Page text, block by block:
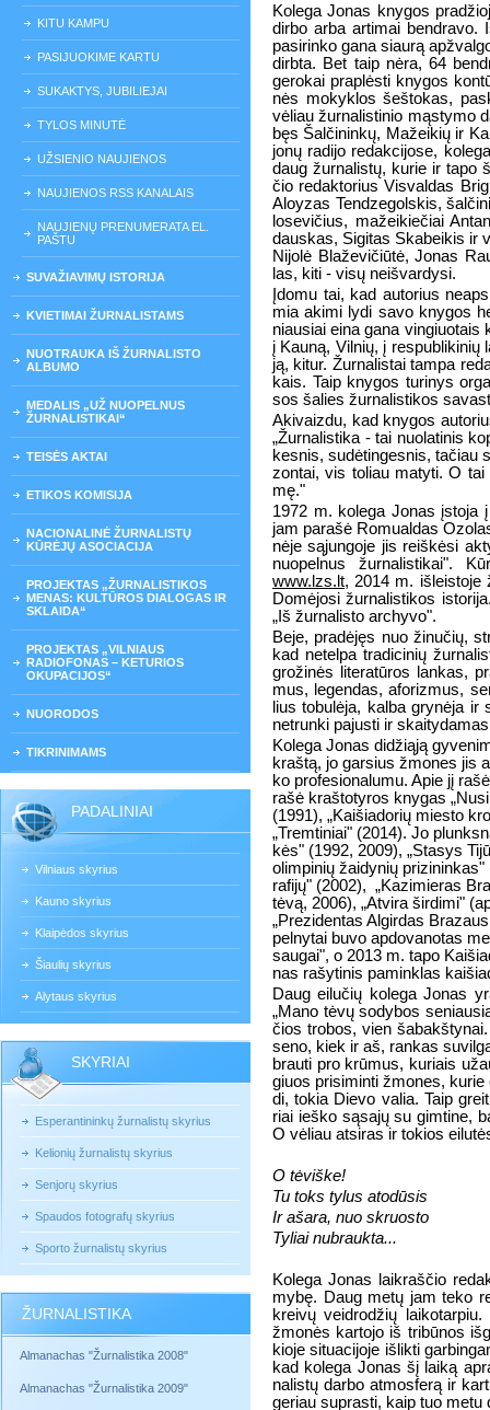
KITU KAMPU
PASIJUOKIME KARTU
SUKAKTYS, JUBILIEJAI
TYLOS MINUTĖ
UŽSIENIO NAUJIENOS
NAUJIENOS RSS KANALAIS
NAUJIENŲ PRENUMERATA EL.
PAŠTU
SUVAŽIAVIMŲ ISTORIJA
KVIETIMAI ŽURNALISTAMS
NUOTRAUKA IŠ ŽURNALISTO
ALBUMO
MEDALIS „UŽ NUOPELNUS
ŽURNALISTIKAI“
TEISĖS AKTAI
ETIKOS KOMISIJA
NACIONALINĖ ŽURNALISTŲ
KŪRĖJŲ ASOCIACIJA
PROJEKTAS „ŽURNALISTIKOS
MENAS: KULTŪROS DIALOGAS IR
SKLAIDA“
PROJEKTAS „VILNIAUS
RADIOFONAS – KETURIOS
OKUPACIJOS“
NUORODOS
TIKRINIMAMS
PADALINIAI
Vilniaus skyrius
Kauno skyrius
Klaipėdos skyrius
Šiaulių skyrius
Alytaus skyrius
SKYRIAI
Esperantininkų žurnalistų skyrius
Kelionių žurnalistų skyrius
Senjorų skyrius
Spaudos fotografų skyrius
Sporto žurnalistų skyrius
ŽURNALISTIKA
Almanachas "Žurnalistika 2008"
Almanachas "Žurnalistika 2009"
Ko­le­ga Jo­nas kny­gos
dir­bo ar­ba ar­ti­mai ben­dra­vo.
pa­si­rin­ko ga­na siau­rą
dirb­ta. Bet taip nė­ra, 64
ge­ro­kai pra­plės­ti kny­gos
nės mo­kyk­los šeš­to­kas,
vė­liau žur­na­lis­ti­nio mąs­ty­mo
bęs Šal­či­nin­kų, Ma­žei­kių ir
jo­nų ra­di­jo re­dak­ci­jo­se,
daug žurnalistų, ku­rie ir ta­po
čio re­dak­to­rius Vis­val­das
Alo­y­zas Ten­dze­gols­kis,
lo­se­vi­čius, ma­žei­kie­čiai
daus­kas, Si­gi­tas Ska­bei­kis ir
Ni­jo­lė Bla­že­vi­čiū­tė, Jo­nas
las, ki­ti - vi­sų ne­iš­var­dy­si.
Įdo­mu tai, kad au­to­rius
mia aki­mi ly­di sa­vo kny­gos
niau­siai ei­na ga­na
į Kau­ną, Vil­nių, į
ją, ki­tur. Žur­na­lis­tai tam­pa
kais. Taip kny­gos tu­ri­nys
sos ša­lies žur­na­lis­ti­kos
Aki­vaiz­du, kad kny­gos
„Žur­na­lis­ti­ka - tai nuo­la­ti­nis
kes­nis, su­dė­tin­ges­nis, ta­čiau
zon­tai, vis to­liau ma­ty­ti. O
mę."
1972 m. ko­le­ga Jo­nas įsto­ja
jam pa­ra­šė Ro­mu­al­das
nė­je są­jun­go­je jis reiš­kė­si
nuo­pel­nus žur­na­lis­ti­kai".
www.lzs.lt, 2014 m. iš­leis­to­je
Do­mė­jo­si žur­na­lis­ti­kos
„Iš žur­na­lis­to ar­chy­vo".
Be­je, pra­dė­jęs nuo ži­nu­čių,
kad ne­tel­pa tra­di­ci­nių
gro­ži­nės li­te­ra­tū­ros lan­kas,
mus, le­gen­das, afo­riz­mus,
lius to­bu­lė­ja, kal­ba gry­nė­ja ir
ne­trun­ki pa­jus­ti ir
Ko­le­ga Jo­nas di­dži­ą­ją
kraš­tą, jo gar­sius žmo­nes jis
ko pro­fe­sio­na­lu­mu. Apie jį
ra­šė kraš­to­ty­ros kny­gas
(1991), „Kai­šia­do­rių mies­to
„Trem­ti­niai" (2014). Jo
kės" (1992, 2009), „Sta­sys
olim­pi­nių žai­dy­nių
ra­fi­jų" (2002), „Ka­zi­mie­ras
tė­vą, 2006), „At­vi­ra šir­di­mi"
„Pre­zi­den­tas Al­gir­das
pel­ny­tai bu­vo ap­do­va­no­tas
sau­gai", o 2013 m. ta­po
nas ra­šy­ti­nis pa­min­klas
Daug ei­lu­čių ko­le­ga Jo­nas
„Ma­no tė­vų so­dy­bos
čios tro­bos, vien
se­no, kiek ir aš, ran­kas
brau­ti pro krū­mus, ku­riais
giuos pri­si­min­ti žmo­nes,
di, to­kia Die­vo va­lia. Taip
riai ieš­ko są­sa­jų su gim­ti­ne,
O vė­liau at­si­ras ir to­kios
O tė­viš­ke!
Tu toks ty­lus ato­dū­sis
Ir aša­ra, nuo skruos­to
Ty­liai nu­brauk­ta...
Ko­le­ga Jo­nas laik­raš­čio
my­bę. Daug me­tų jam te­ko
krei­vų veid­ro­džių
žmo­nės kar­to­jo iš tri­bū­nos
kio­je si­tu­a­ci­jo­je iš­lik­ti
kad ko­le­ga Jo­nas šį lai­ką
na­lis­tų dar­bo at­mo­sfe­rą ir
ge­riau su­pras­ti, kaip tuo me­tu